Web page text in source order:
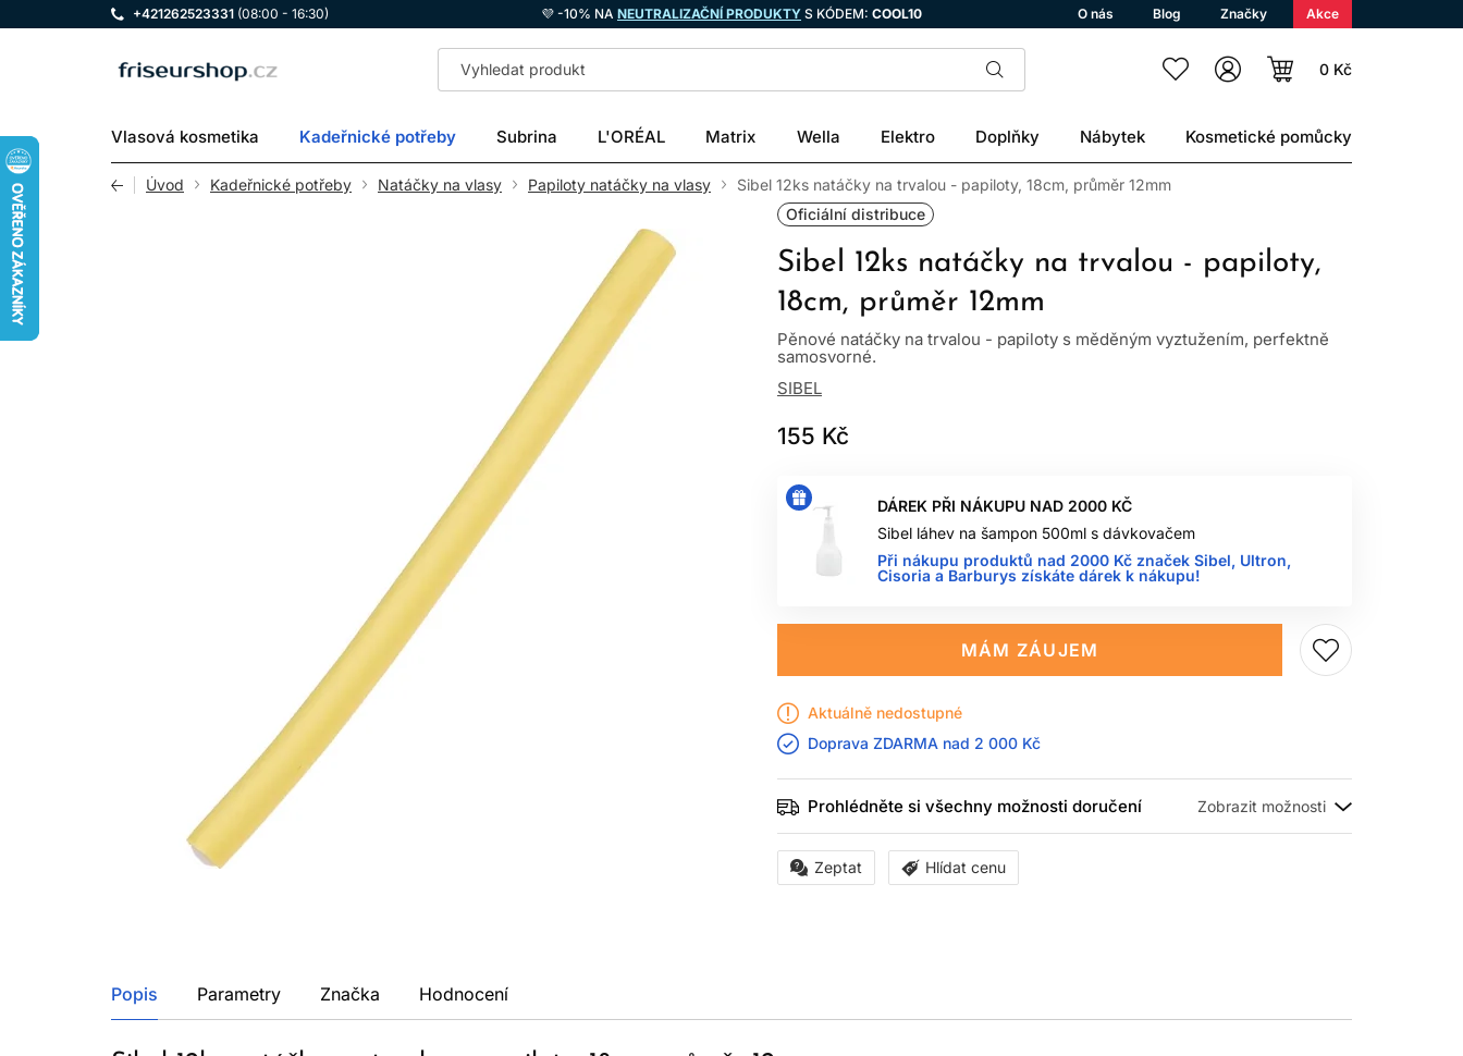
+421262523331 (08:00 - 16:30) 💜 -10% NA NEUTRALIZAČNÍ PRODUKTY S KÓDEM: COOL10 O nás Blog Značky Akce
LOMAX 0 Kč
Vlasová kosmetika Kadeřnické potřeby Subrina L'ORÉAL Matrix Wella Elektro Doplňky Nábytek Kosmetické pomůcky
Úvod Kadeřnické potřeby Natáčky na vlasy Papiloty natáčky na vlasy
Sibel 12ks natáčky na trvalou - papiloty, 18cm, průměr 12mm
Oficiální distribuce
Sibel 12ks natáčky na trvalou - papiloty,
18cm, průměr 12mm
Pěnové natáčky na trvalou - papiloty s měděným vyztužením, perfektně
samosvorné.
SIBEL
155 Kč
DÁREK PŘI NÁKUPU NAD 2000 KČ
Sibel láhev na šampon 500ml s dávkovačem
Při nákupu produktů nad 2000 Kč značek Sibel, Ultron,
Cisoria a Barburys získáte dárek k nákupu!
MÁM ZÁUJEM
Aktuálně nedostupné
Doprava ZDARMA nad 2 000 Kč
Prohlédněte si všechny možnosti doručení
Zeptat Hlídat cenu
Popis Parametry Značka Hodnocení